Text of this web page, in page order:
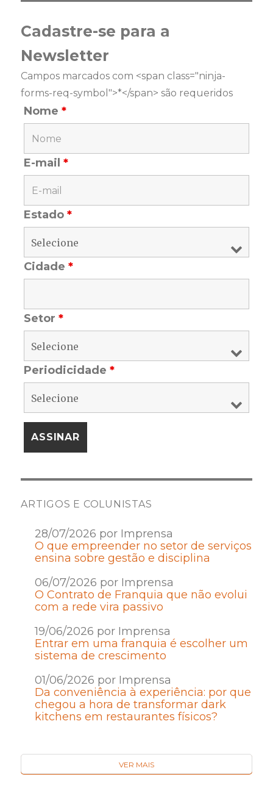
Cadastre-se para a
Newsletter
Campos marcados com <span class="ninja-
forms-req-symbol">*</span> são requeridos
Nome*
E-mail*
Estado*
Cidade*
Setor*
Periodicidade*
ARTIGOS E COLUNISTAS
28/07/2026 por Imprensa
O que empreender no setor de serviços
ensina sobre gestão e disciplina
06/07/2026 por Imprensa
O Contrato de Franquia que não evolui
com a rede vira passivo
19/06/2026 por Imprensa
Entrar em uma franquia é escolher um
sistema de crescimento
01/06/2026 por Imprensa
Da conveniência à experiência: por que
chegou a hora de transformar dark
kitchens em restaurantes físicos?
VER MAIS